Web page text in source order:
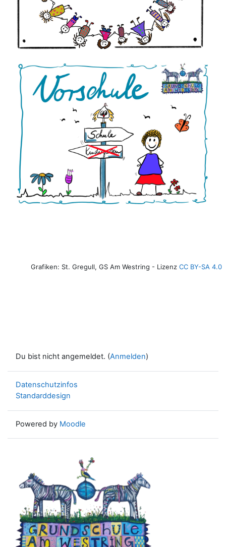
Grafiken: St. Gregull, GS Am Westring - Lizenz CC BY-SA 4.0
Du bist nicht angemeldet. (Anmelden)
Datenschutzinfos
Standarddesign
Powered by Moodle